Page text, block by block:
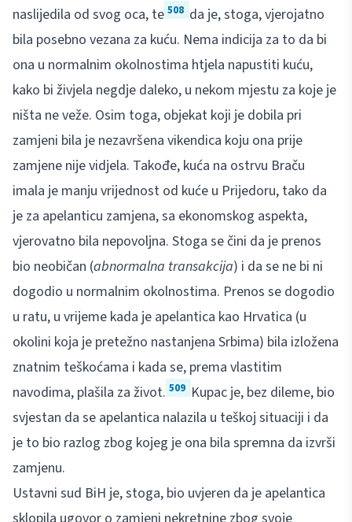
naslijedila od svog oca, te 508 da je, stoga, vjerojatno
bila posebno vezana za kuću. Nema indicija za to da bi
ona u normalnim okolnostima htjela napustiti kuću,
kako bi živjela negdje daleko, u nekom mjestu za koje je
ništa ne veže. Osim toga, objekat koji je dobila pri
zamjeni bila je nezavršena vikendica koju ona prije
zamjene nije vidjela. Takođe, kuća na ostrvu Braču
imala je manju vrijednost od kuće u Prijedoru, tako da
je za apelanticu zamjena, sa ekonomskog aspekta,
vjerovatno bila nepovoljna. Stoga se čini da je prenos
bio neobičan (abnormalna transakcija) i da se ne bi ni
dogodio u normalnim okolnostima. Prenos se dogodio
u ratu, u vrijeme kada je apelantica kao Hrvatica (u
okolini koja je pretežno nastanjena Srbima) bila izložena
znatnim teškoćama i kada se, prema vlastitim
navodima, plašila za život. 509 Kupac je, bez dileme, bio
svjestan da se apelantica nalazila u teškoj situaciji i da
je to bio razlog zbog kojeg je ona bila spremna da izvrši
zamjenu.
Ustavni sud BiH je, stoga, bio uvjeren da je apelantica